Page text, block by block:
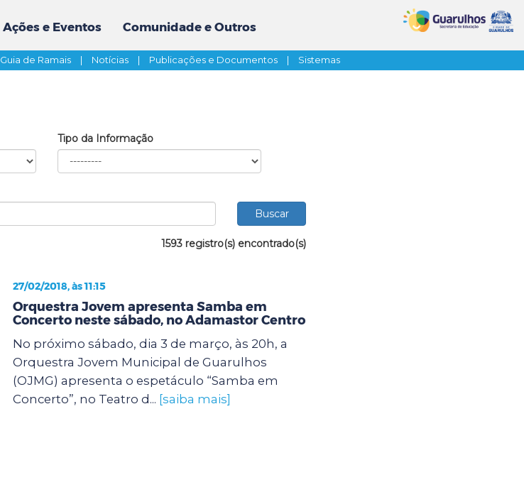
Ações e Eventos Comunidade e Outros
Guia de Ramais | Notícias | Publicações e Documentos | Sistemas
Tipo da Informação
1593 registro(s) encontrado(s)
27/02/2018, às 11:15
Orquestra Jovem apresenta Samba em
Concerto neste sábado, no Adamastor Centro
No próximo sábado, dia 3 de março, às 20h, a
Orquestra Jovem Municipal de Guarulhos
(OJMG) apresenta o espetáculo “Samba em
Concerto”, no Teatro d... [saiba mais]